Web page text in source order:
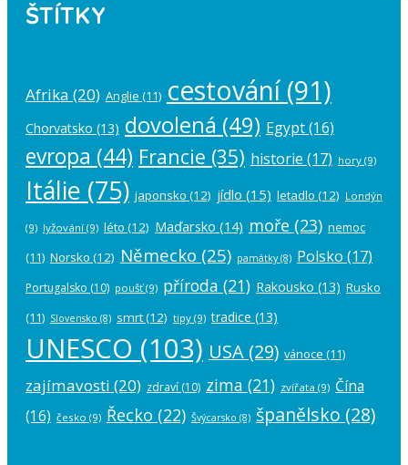
ŠTÍTKY
Afrika (20) Anglie (11) cestování(91)
Chorvatsko (13) dovolená (49) Egypt(16)
evropa (44) Francie (35) historie (17) hory (9)
Itálie (75) japonsko (12) jídlo (15) letadlo (12) Londýn
(9) lyžování (9) léto (12) Maďarsko (14) moře (23) nemoc
(11) Norsko (12) Německo (25) památky(8) Polsko (17)
Portugalsko (10) poušť(9) příroda (21) Rakousko (13) Rusko
(11) Slovensko (8) smrt(12) tipy (9) tradice (13)
UNESCO (103) USA (29) vánoce (11)
zajímavosti (20) zdraví (10) zima (21) zvířata (9) Čína
(16) česko (9) Řecko (22) Švýcarsko (8) španělsko (28)